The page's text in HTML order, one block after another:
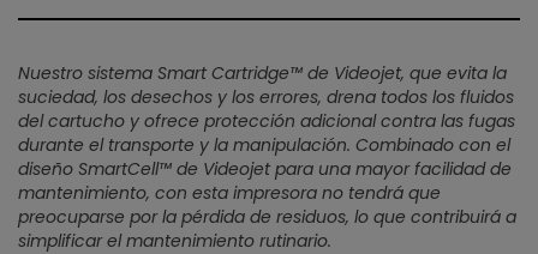
Nuestro sistema Smart Cartridge™ de Videojet, que evita la
suciedad, los desechos y los errores, drena todos los fluidos
del cartucho y ofrece protección adicional contra las fugas
durante el transporte y la manipulación. Combinado con el
diseño SmartCell™ de Videojet para una mayor facilidad de
mantenimiento, con esta impresora no tendrá que
preocuparse por la pérdida de residuos, lo que contribuirá a
simplificar el mantenimiento rutinario.